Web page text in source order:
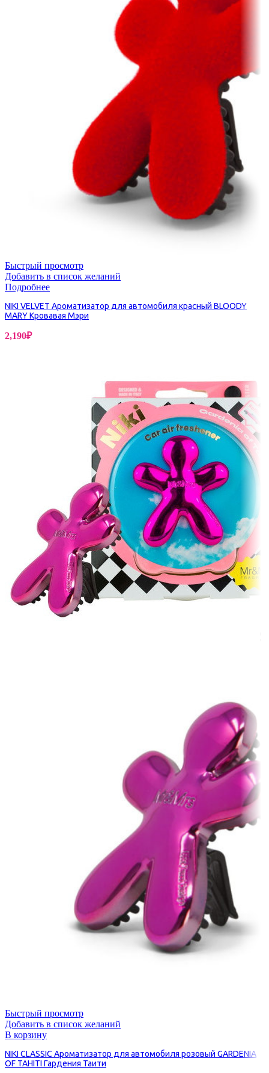
Быстрый просмотр
Добавить в список желаний
Подробнее
NIKI VELVET Ароматизатор для автомобиля красный BLOODY
MARY Кровавая Мэри
2,190₽
Быстрый просмотр
Добавить в список желаний
В корзину
NIKI CLASSIC Ароматизатор для автомобиля розовый GARDENIA
OF TAHITI Гардения Таити